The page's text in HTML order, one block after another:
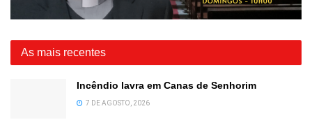
As mais recentes
Incêndio lavra em Canas de Senhorim
7 DE AGOSTO, 2026